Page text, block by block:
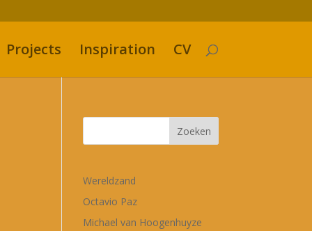
Projects Inspiration CV
Zoeken
Wereldzand
Octavio Paz
Michael van Hoogenhuyze